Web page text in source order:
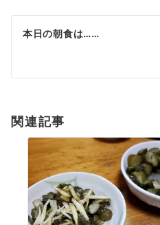
ビ
ゲ
シ
ン
本日の朝食は……
関連記事